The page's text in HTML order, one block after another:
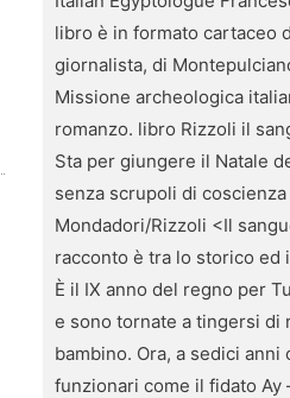
libro è in formato cartaceo
giornalista, di
Missione archeologica
romanzo. libro Rizzoli il
Sta per giungere il Natale
senza scrupoli di
Mondadori/Rizzoli <Il
racconto è tra lo storico ed
È il IX anno del regno per
e sono tornate a tingersi di
bambino. Ora, a sedici
funzionari come il fidato Ay